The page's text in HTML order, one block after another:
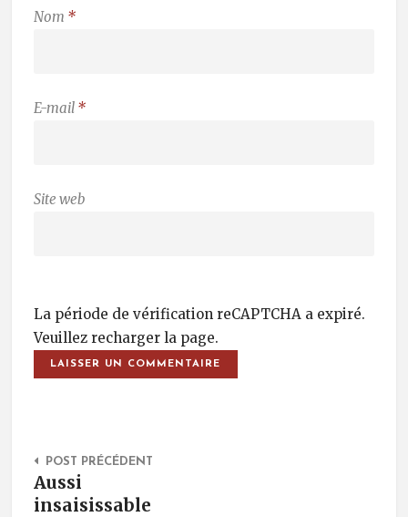
Nom *
E-mail *
Site web
La période de vérification reCAPTCHA a expiré.
Veuillez recharger la page.
Post Navigation
POST PRÉCÉDENT
Aussi
insaisissable